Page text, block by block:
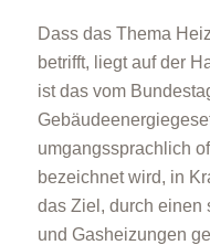
Dass das Thema
betrifft, liegt auf der
ist das vom
umgangssprachlich
bezeichnet wird, in
das Ziel, durch einen
und Gasheizungen